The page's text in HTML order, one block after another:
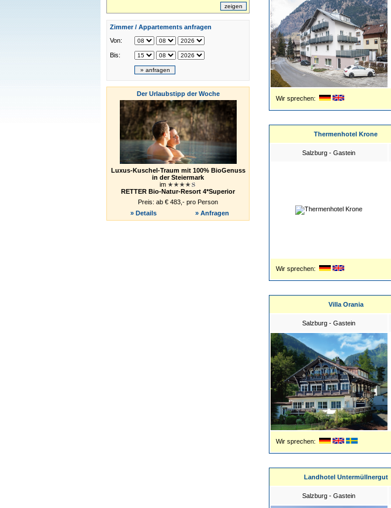
Zimmer / Appartements anfragen
Von:
Bis:
Der Urlaubstipp der Woche
Luxus-Kuschel-Traum mit 100% BioGenuss
in der Steiermark
im
RETTER Bio-Natur-Resort 4*Superior
Preis: ab € 483,- pro Person
» Details
» Anfragen
Wir sprechen:
Thermenhotel Krone
Salzburg - Gastein
Wir sprechen:
Villa Orania
Salzburg - Gastein
Wir sprechen:
Landhotel Untermüllnergut
Salzburg - Gastein